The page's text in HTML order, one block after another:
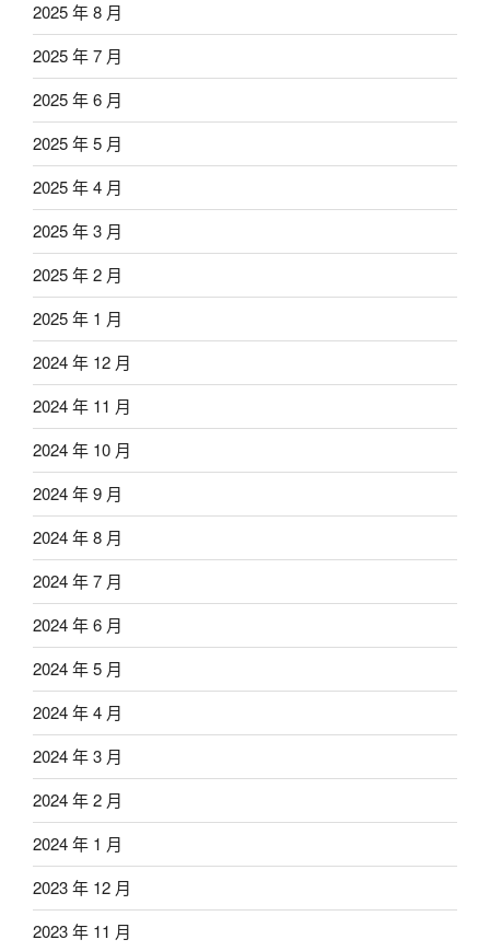
2025 年 8 月
2025 年 7 月
2025 年 6 月
2025 年 5 月
2025 年 4 月
2025 年 3 月
2025 年 2 月
2025 年 1 月
2024 年 12 月
2024 年 11 月
2024 年 10 月
2024 年 9 月
2024 年 8 月
2024 年 7 月
2024 年 6 月
2024 年 5 月
2024 年 4 月
2024 年 3 月
2024 年 2 月
2024 年 1 月
2023 年 12 月
2023 年 11 月